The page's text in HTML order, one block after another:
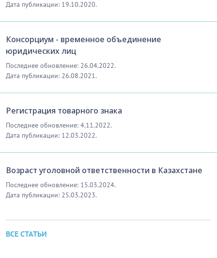
Дата публикации: 19.10.2020.
Консорциум - временное объединение
юридических лиц
Последнее обновление: 26.04.2022.
Дата публикации: 26.08.2021.
Регистрация товарного знака
Последнее обновление: 4.11.2022.
Дата публикации: 12.03.2022.
Возраст уголовной ответственности в Казахстане
Последнее обновление: 15.03.2024.
Дата публикации: 25.03.2023.
ВСЕ СТАТЬИ